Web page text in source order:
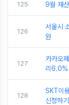
125 9월 재
126
서울시
원
127
카카오
리6.0%
128
SKT이
신청하기